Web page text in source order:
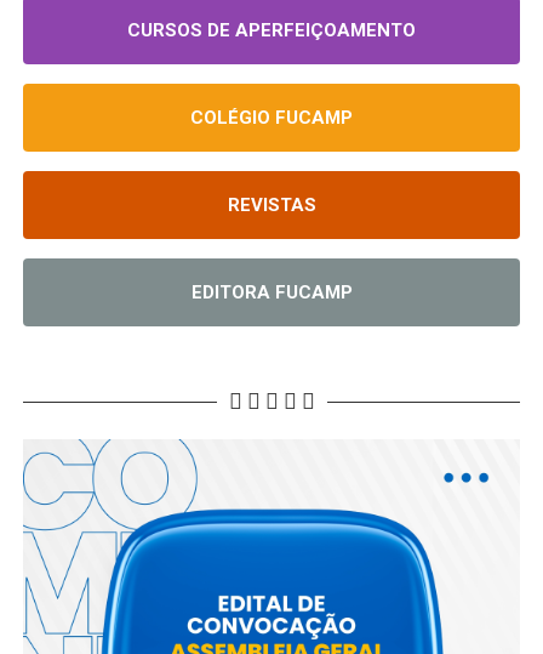
CURSOS DE APERFEIÇOAMENTO
COLÉGIO FUCAMP
REVISTAS
EDITORA FUCAMP